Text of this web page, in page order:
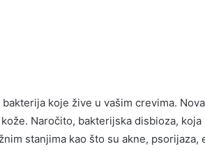
koje žive u vašim crevima.
Naročito, bakterijska disbioza,
stanjima kao što su akne, psorijaza,